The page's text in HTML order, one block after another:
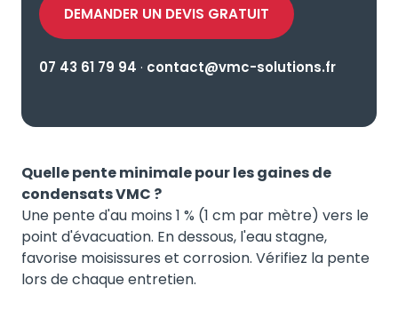
DEMANDER UN DEVIS GRATUIT
07 43 61 79 94 · contact@vmc-solutions.fr
Quelle pente minimale pour les gaines de
condensats VMC ?
Une pente d'au moins 1 % (1 cm par mètre) vers le
point d'évacuation. En dessous, l'eau stagne,
favorise moisissures et corrosion. Vérifiez la pente
lors de chaque entretien.